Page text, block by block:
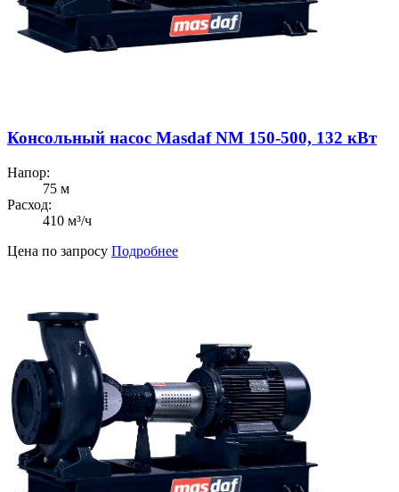
Консольный насос Masdaf NM 150-500, 132 кВт
Напор:
75 м
Расход:
410 м³/ч
Цена по запросу Подробнее